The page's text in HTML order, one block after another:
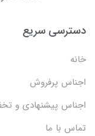
دسترسی سریع
خانه
اجناس پرفروش
اجناس پیشنهادی و
تماس با ما